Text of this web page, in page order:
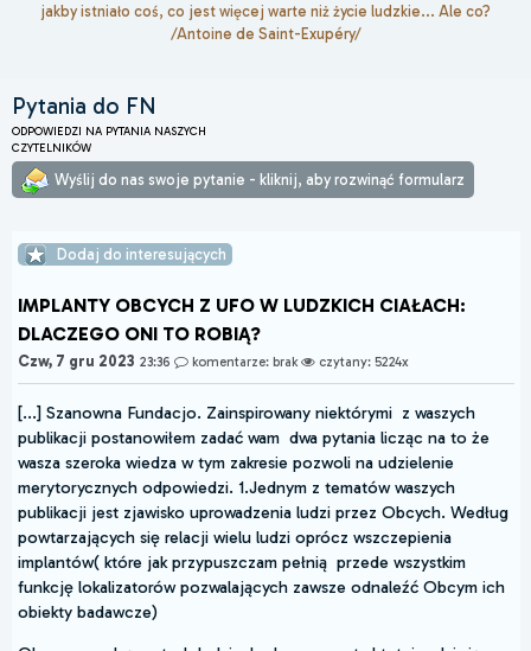
jakby istniało coś, co jest więcej warte niż życie ludzkie... Ale co?
/Antoine de Saint-Exupéry/
Pytania do FN
ODPOWIEDZI NA PYTANIA NASZYCH
CZYTELNIKÓW
Wyślij do nas swoje pytanie - kliknij, aby rozwinąć formularz
Dodaj do interesujących
IMPLANTY OBCYCH Z UFO W LUDZKICH CIAŁACH:
DLACZEGO ONI TO ROBIĄ?
Czw, 7 gru 2023 23:36 komentarze: brak czytany: 5224x
[...] Szanowna Fundacjo. Zainspirowany niektórymi z waszych
publikacji postanowiłem zadać wam dwa pytania licząc na to że
wasza szeroka wiedza w tym zakresie pozwoli na udzielenie
merytorycznych odpowiedzi. 1.Jednym z tematów waszych
publikacji jest zjawisko uprowadzenia ludzi przez Obcych. Według
powtarzających się relacji wielu ludzi oprócz wszczepienia
implantów( które jak przypuszczam pełnią przede wszystkim
funkcję lokalizatorów pozwalających zawsze odnaleźć Obcym ich
obiekty badawcze)